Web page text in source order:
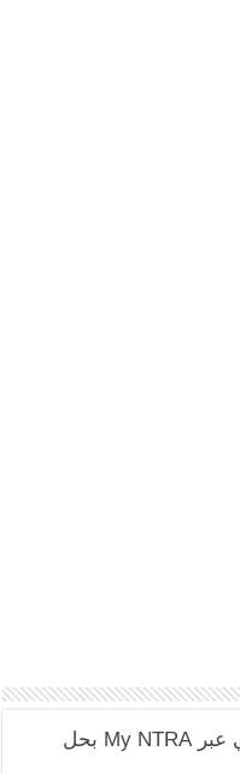
عودة خدمة أرقامي عبر My NTRA بحل